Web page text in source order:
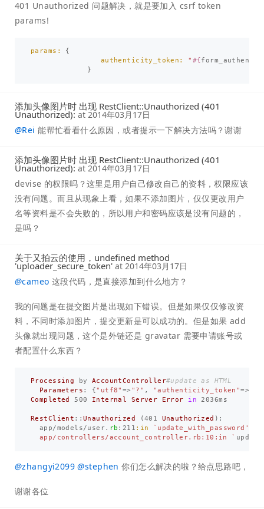
401 Unauthorized 问题解决，就是要加入 csrf token
params!
params: {
authenticity_token: " #{
}
添加头像图片时 出现 RestClient::Unauthorized (401
Unauthorized): at 2014年03月17日
@Rei 能帮忙看看什么原因，或者提示一下解决方法吗？谢谢
添加头像图片时 出现 RestClient::Unauthorized (401
Unauthorized): at 2014年03月17日
devise 的权限吗？这里是用户自己修改自己的资料，权限应该
没有问题。而且从现象上看，如果不添加图片，仅仅更改用户
名等资料是不会失败的，所以用户和密码应该是没有问题的，
是吗？
关于又拍云的使用，undefined method
'uploader_secure_token' at 2014年03月17日
@cameo 这段代码，是直接添加到什么地方？
我的问题是在提交图片是出现如下错误。但是如果仅仅修改资
料，不同时添加图片，提交更新是可以成功的。但是如果 add
头像就出现问题，这个是外链还是 gravatar 需要申请账号或
者配置什么东西？
Processing by AccountController#update as HTML
Parameters : {"utf8" => "?" , "authenticity_token"=>
Completed
500 Internal Server Error in 2036ms
RestClient ::Unauthorized (401 Unauthorized ):
app/models/user. rb : 211 :in
`update_with_password'
  app/controllers/account_controller.rb:10:in `
update
@zhangyi2099 @stephen 你们怎么解决的啦？给点思路吧，
谢谢各位